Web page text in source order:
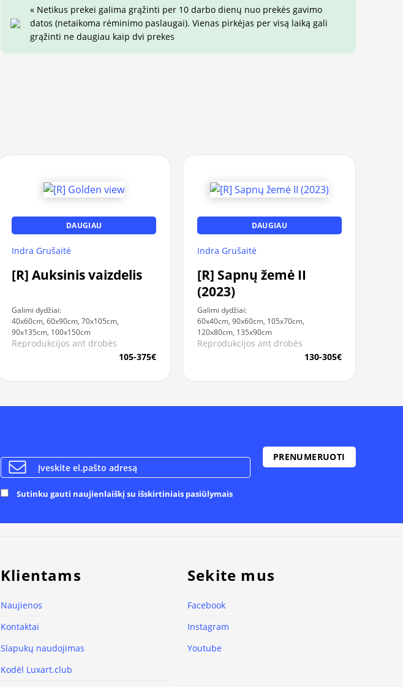
« Netikus prekei galima grąžinti per 10 darbo dienų nuo prekės gavimo
datos (netaikoma rėminimo paslaugai). Vienas pirkėjas per visą laiką gali
grąžinti ne daugiau kaip dvi prekes
DAUGIAU
Indra Grušaitė
[R] Auksinis vaizdelis
Galimi dydžiai:
40x60cm, 60x90cm, 70x105cm,
90x135cm, 100x150cm
Reprodukcijos ant drobės
105-375€
DAUGIAU
Indra Grušaitė
[R] Sapnų žemė II
(2023)
Galimi dydžiai:
60x40cm, 90x60cm, 105x70cm,
120x80cm, 135x90cm
Reprodukcijos ant drobės
130-305€
Sutinku gauti naujienlaiškį su išskirtiniais pasiūlymais
Klientams
Naujienos
Kontaktai
Slapukų naudojimas
Kodėl Luxart.club
Sekite mus
Facebook
Instagram
Youtube